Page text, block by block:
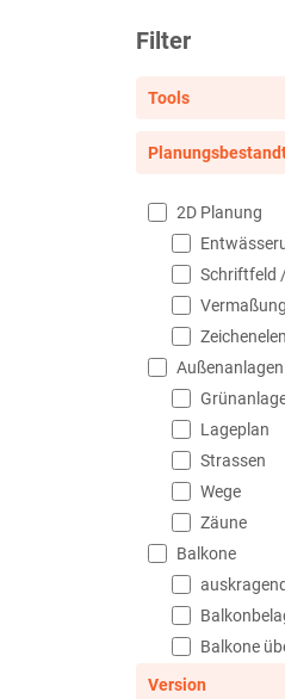
Filter
Tools
2D Planung
Schriftfeld
Vermaßung
Lageplan
Strassen
Wege
Zäune
Balkone
Balkone
Version